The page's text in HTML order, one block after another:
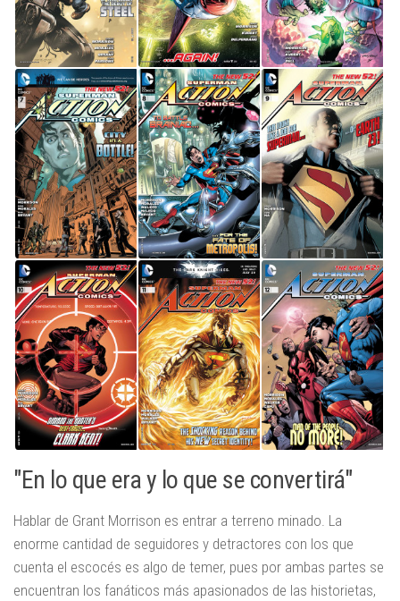
"En lo que era y lo que se convertirá"
Hablar de Grant Morrison es entrar a terreno minado. La
enorme cantidad de seguidores y detractores con los que
cuenta el escocés es algo de temer, pues por ambas partes se
encuentran los fanáticos más apasionados de las historietas,